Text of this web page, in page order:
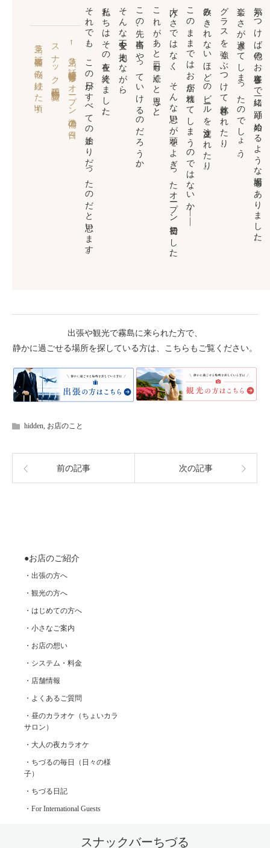
気がつけば他のお客様まで一緒に踊り始めるような場面もありました。
楽しさが過ぎてしまったのでしょう。
グラスを強くぶつけて乾杯されたり、
飲みきれないほどのビールを注文されたり。
このままではお店が壊れてしまうのではないか――
大げさではなく、そんな思いが頭をよぎったオープン初日でした。
これがあと二日も続くと思うと、
この先、本当にやっていけるのだろうか。
そんな不安を抱えながら、
私たちはその夜を終えました。
それでも、この日がすべての始まりだったのだと思います。
← 第３話「接客研修とオープン準備の日々」
スナック千鶴物語一覧へ
第５話「客層に悩み続けた頃」 →
出張や観光で霧島に来られた方で、
静かに過ごせる場所を探している方は、こちらもご覧ください。
hidden お店のこと
前の記事 次の記事
●お店のご紹介
・出張の方へ
・観光の方へ
・はじめての方へ
・小さなご案内
・お店の想い
・システム・料金
・店舗情報
・よくあるご質問
・昼のカラオケ（ちょいカラ
サロン）
・大人の夜カラオケ
・ちづるの毎日（日々の様
子）
・ちづる日記
・For International Guests
スナックバーちづる